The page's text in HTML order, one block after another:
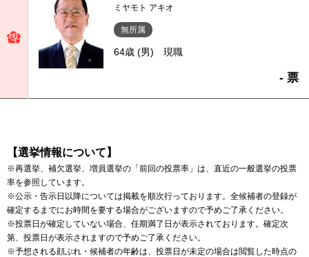
ミヤモト アキオ
無所属
64歳 (男) 現職
- 票
【選挙情報について】
※再選挙、補欠選挙、増員選挙の「前回の投票率」は、直近の一般選挙の投票
率を参照しています。
※公示・告示日以降については掲載を順次行っております。全候補者の登録が
確定するまでにお時間を要する場合がございますので予めご了承ください。
※投票日が確定していない場合、任期満了日が表示されております。確定次
第、投票日が表示されますので予めご了承ください。
※予想される顔ぶれ・候補者の年齢は、投票日が未定の場合は閲覧した時点の